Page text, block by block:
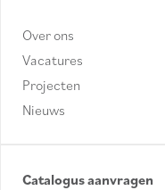
Over ons
Vacatures
Projecten
Nieuws
Catalogus aanvragen